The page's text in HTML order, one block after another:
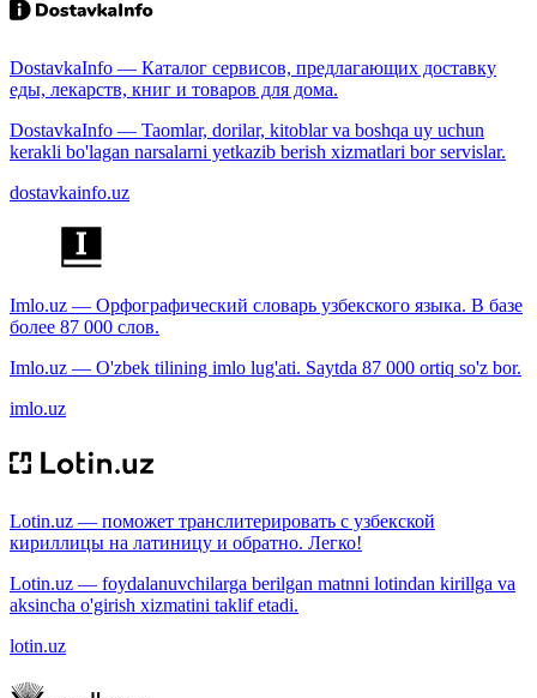
DostavkaInfo — Каталог сервисов, предлагающих доставку
еды, лекарств, книг и товаров для дома.
DostavkaInfo — Taomlar, dorilar, kitoblar va boshqa uy uchun
kerakli bo'lagan narsalarni yetkazib berish xizmatlari bor servislar.
dostavkainfo.uz
Imlo.uz — Орфографический словарь узбекского языка. В базе
более 87 000 слов.
Imlo.uz — O'zbek tilining imlo lug'ati. Saytda 87 000 ortiq so'z bor.
imlo.uz
Lotin.uz — поможет транслитерировать с узбекской
кириллицы на латиницу и обратно. Легко!
Lotin.uz — foydalanuvchilarga berilgan matnni lotindan kirillga va
aksincha o'girish xizmatini taklif etadi.
lotin.uz